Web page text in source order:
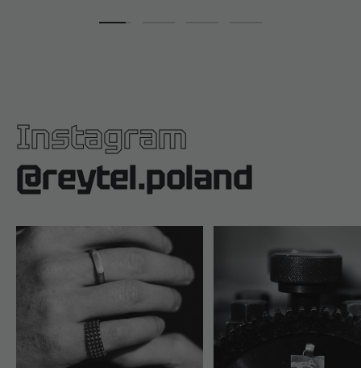
Instagram
@reytel.poland